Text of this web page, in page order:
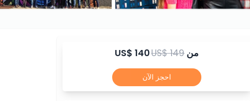
من US$ 140US$ 149
احجز الآن